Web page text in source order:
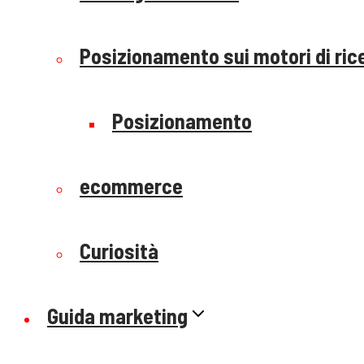
Posizionamento sui motori di
Posizionamento
ecommerce
Curiosità
Guida marketing